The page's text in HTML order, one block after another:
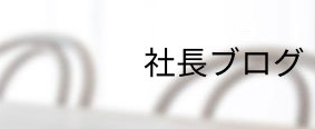
社長ブログ